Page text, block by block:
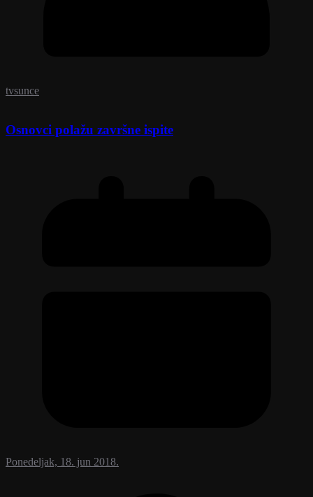
tvsunce
Osnovci polažu završne ispite
Ponedeljak, 18. jun 2018.